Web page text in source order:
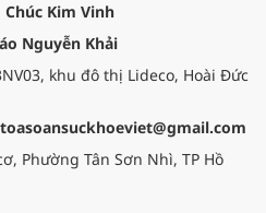
Chúc Kim Vinh
Nguyễn Khải
khu đô thị Lideco, Hoài Đức
toasoansuckhoeviet@gmail.com
Phường Tân Sơn Nhì, TP Hồ